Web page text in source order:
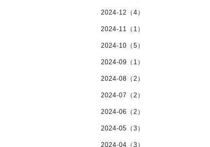
2024-12（4）
2024-11（1）
2024-10（5）
2024-09（1）
2024-08（2）
2024-07（2）
2024-06（2）
2024-05（3）
2024-04（3）